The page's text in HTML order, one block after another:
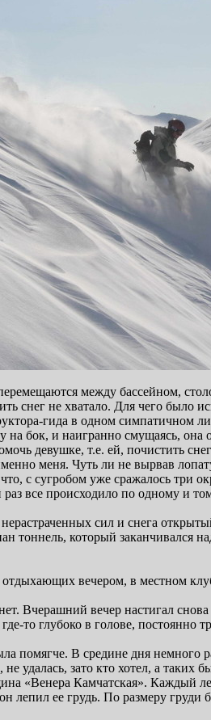
между бассейном,
снег не хватало. Для чего было
гида в одном симпатичном
на бок, и наигранно смущаясь, она
девушке, т.е. ей, почистить
меня. Чуть ли не вырвав
с сугробом уже сражалось три
все происходило по одному и
сил и снега
тоннель, который заканчивался
вечером, в местном
Вчерашний вечер настигал
то глубоко в голове, постоянно
помягче. В средине дня немного
удалась, зато кто хотел, а
«Венера Камчатская». Каждый
лепил ее грудь. По размеру